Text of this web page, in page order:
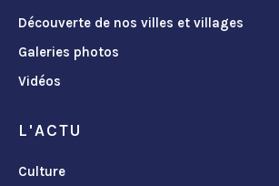
Découverte de nos villes et villages
Galeries photos
Vidéos
L'ACTU
Culture